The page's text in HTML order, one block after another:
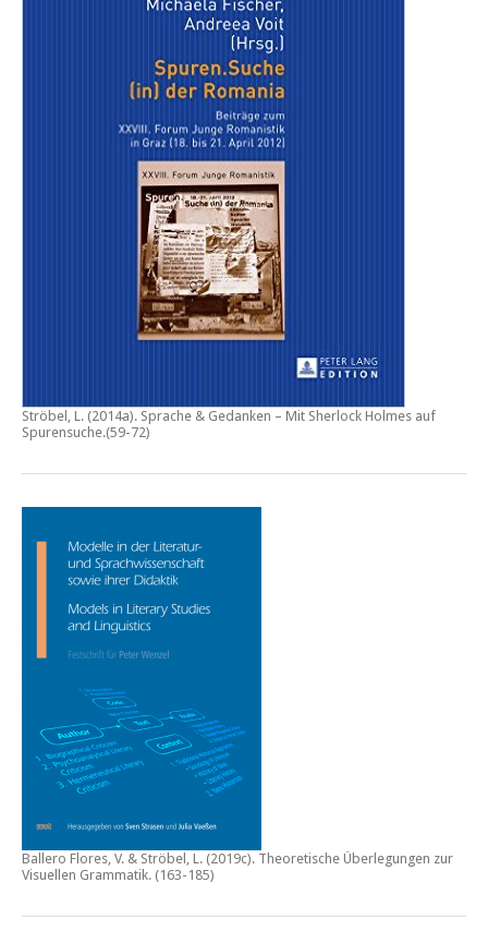
Ströbel, L. (2014a). Sprache & Gedanken – Mit Sherlock Holmes auf
Spurensuche.(59-72)
Ballero Flores, V. & Ströbel, L. (2019c). Theoretische Überlegungen zur
Visuellen Grammatik. (163-185)